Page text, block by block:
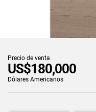
Precio de venta
US$180,000
Dólares Americanos